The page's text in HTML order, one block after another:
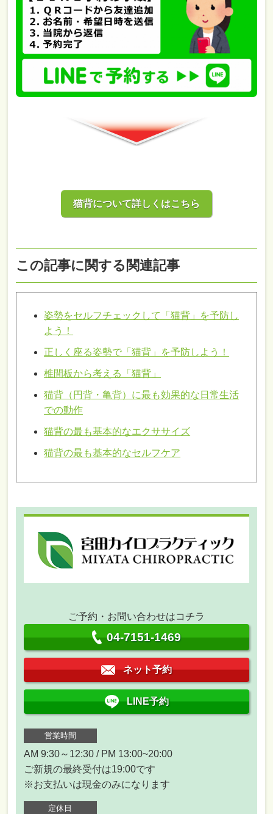
猫背について詳しくはこちら
この記事に関する関連記事
姿勢をセルフチェックして「猫背」を予防し
よう！
正しく座る姿勢で「猫背」を予防しよう！
椎間板から考える「猫背」
猫背（円背・亀背）に最も効果的な日常生活
での動作
猫背の最も基本的なエクササイズ
猫背の最も基本的なセルフケア
ご予約・お問い合わせはコチラ
04-7151-1469
ネット予約
LINE予約
営業時間
AM 9:30～12:30 / PM 13:00~20:00
ご新規の最終受付は19:00です
※お支払いは現金のみになります
定休日